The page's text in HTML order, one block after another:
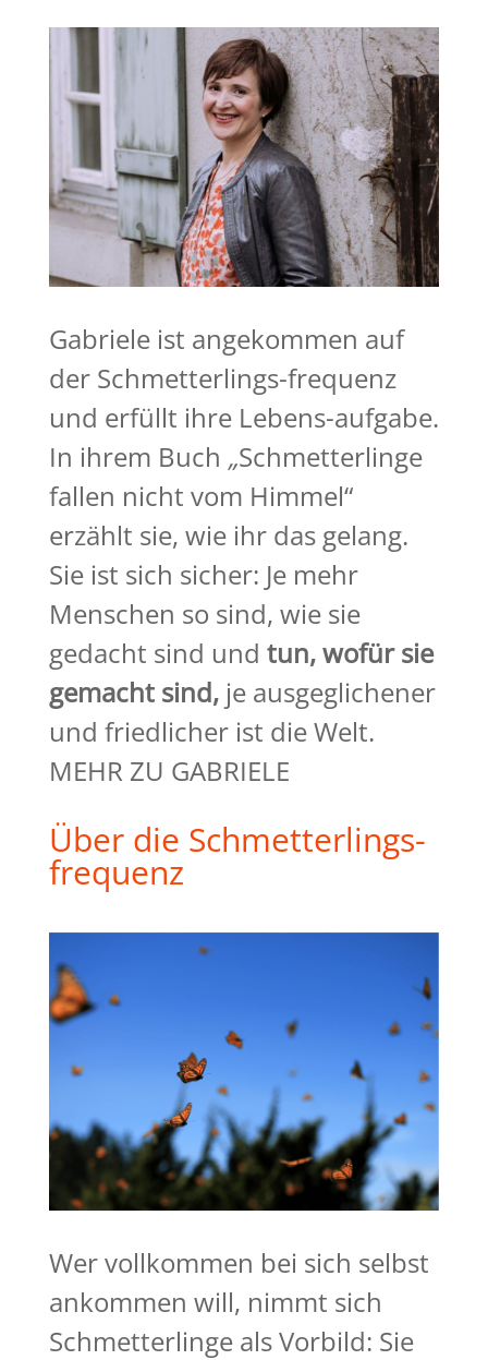
Gabriele ist angekommen auf
der Schmetterlings-frequenz
und erfüllt ihre Lebens-aufgabe.
In ihrem Buch „Schmetterlinge
fallen nicht vom Himmel“
erzählt sie, wie ihr das gelang.
Sie ist sich sicher: Je mehr
Menschen so sind, wie sie
gedacht sind und tun, wofür sie
gemacht sind,je ausgeglichener
und friedlicher ist die Welt.
MEHR ZU GABRIELE
Über die Schmetterlings-
frequenz
Wer vollkommen bei sich selbst
ankommen will, nimmt sich
Schmetterlinge als Vorbild: Sie